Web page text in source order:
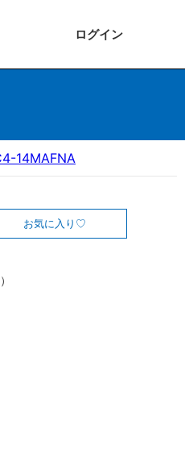
ログイン
14MAFNA
お気に入り